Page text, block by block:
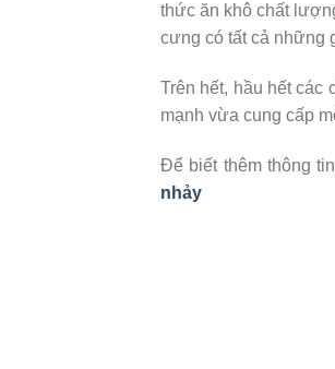
thức ăn khô chất
cưng có tất cả những
Trên hết, hầu hết các
mạnh vừa cung cấp
Để biết thêm thông
nhảy